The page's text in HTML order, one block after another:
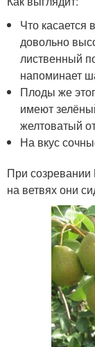
Что касается
довольно
лиственный
напоминает
Плоды же
имеют
желтоватый
На вкус
При
на ветвях они